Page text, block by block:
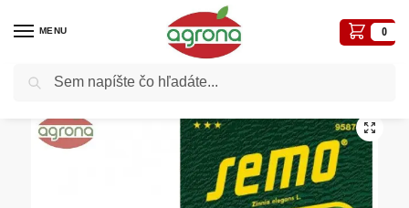
MENU 0
Domov Semená - osivá / Osivá kvetiny